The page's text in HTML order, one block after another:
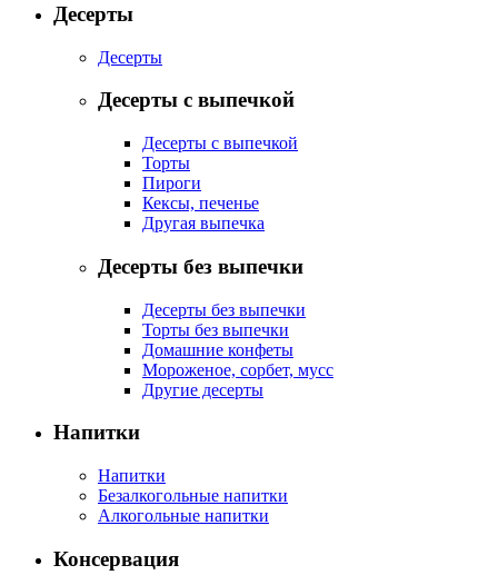
Десерты
Десерты
Десерты с выпечкой
Десерты с выпечкой
Торты
Пироги
Кексы, печенье
Другая выпечка
Десерты без выпечки
Десерты без выпечки
Торты без выпечки
Домашние конфеты
Мороженое, сорбет, мусс
Другие десерты
Напитки
Напитки
Безалкогольные напитки
Алкогольные напитки
Консервация